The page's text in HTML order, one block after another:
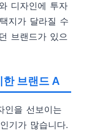
디자인에 투자
지가 달라질 수
브랜드가 있으
한 브랜드 A
인을 선보이는
기가 많습니다.